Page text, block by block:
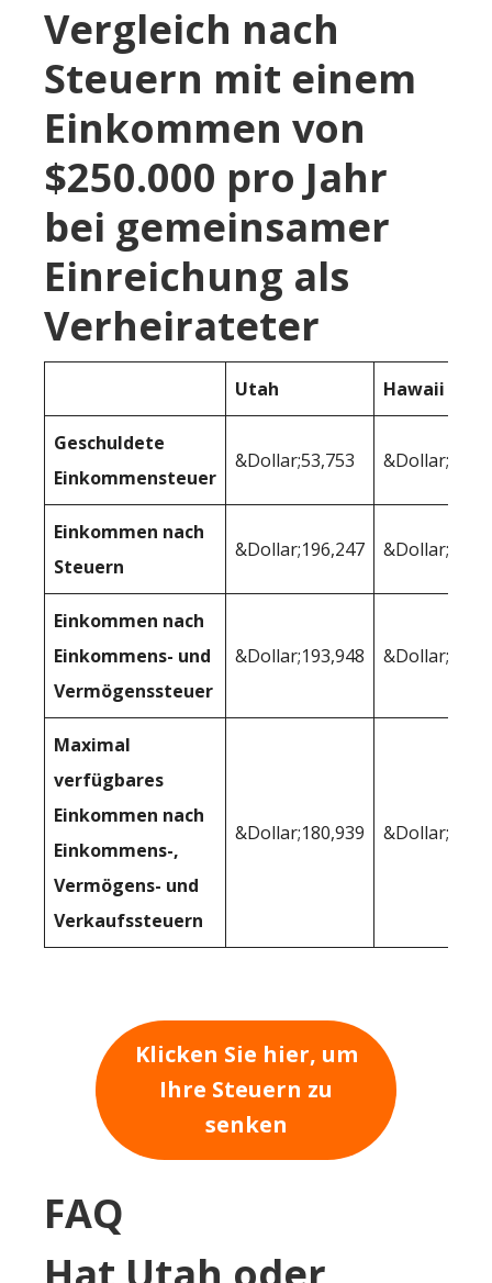
Vergleich nach
Steuern mit einem
Einkommen von
$250.000 pro Jahr
bei gemeinsamer
Einreichung als
Verheirateter
Utah Hawaii
Geschuldete
Einkommensteuer
&Dollar;53,753
Einkommen nach
Steuern
&Dollar;196,247
Einkommen nach
Einkommens- und
Vermögenssteuer
&Dollar;193,948
Maximal
verfügbares
Einkommen nach
Einkommens-,
Vermögens- und
Verkaufssteuern
&Dollar;180,939
Klicken Sie hier, um
Ihre Steuern zu
senken
FAQ